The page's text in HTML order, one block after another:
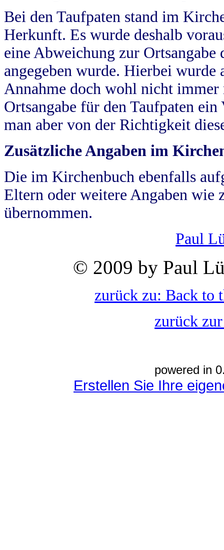
Bei den Taufpaten stand im
Herkunft. Es wurde deshalb
eine Abweichung zur
angegeben wurde. Hierbei wurde
Annahme doch wohl nicht
Ortsangabe für den Taufpaten
man aber von der Richtigkeit
Zusätzliche Angaben im
Die im Kirchenbuch ebenfalls
Eltern oder weitere Angaben wie
übernommen.
Paul
© 2009 by Paul
zurück zu: Back to
zurück
powered in
Erstellen Sie Ihre